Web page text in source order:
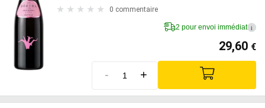
0 commentaire
2 pour envoi immédiat i
29,60 €
- +